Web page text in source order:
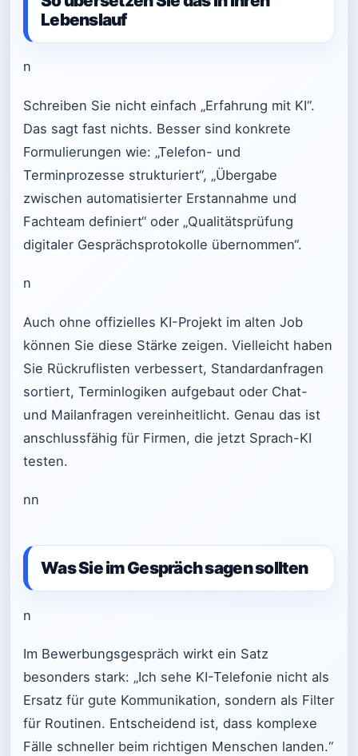
Lebenslauf
n
Schreiben Sie nicht einfach „Erfahrung mit KI“.
Das sagt fast nichts. Besser sind konkrete
Formulierungen wie: „Telefon- und
Terminprozesse strukturiert“, „Übergabe
zwischen automatisierter Erstannahme und
Fachteam definiert“ oder „Qualitätsprüfung
digitaler Gesprächsprotokolle übernommen“.
n
Auch ohne offizielles KI-Projekt im alten Job
können Sie diese Stärke zeigen. Vielleicht haben
Sie Rückruflisten verbessert, Standardanfragen
sortiert, Terminlogiken aufgebaut oder Chat-
und Mailanfragen vereinheitlicht. Genau das ist
anschlussfähig für Firmen, die jetzt Sprach-KI
testen.
nn
Was Sie im Gespräch sagen sollten
n
Im Bewerbungsgespräch wirkt ein Satz
besonders stark: „Ich sehe KI-Telefonie nicht als
Ersatz für gute Kommunikation, sondern als Filter
für Routinen. Entscheidend ist, dass komplexe
Fälle schneller beim richtigen Menschen landen.“